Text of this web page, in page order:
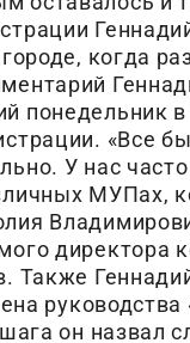
когда
понедельник в
«Все
У нас
МУПах,
директора
Также
он назвал